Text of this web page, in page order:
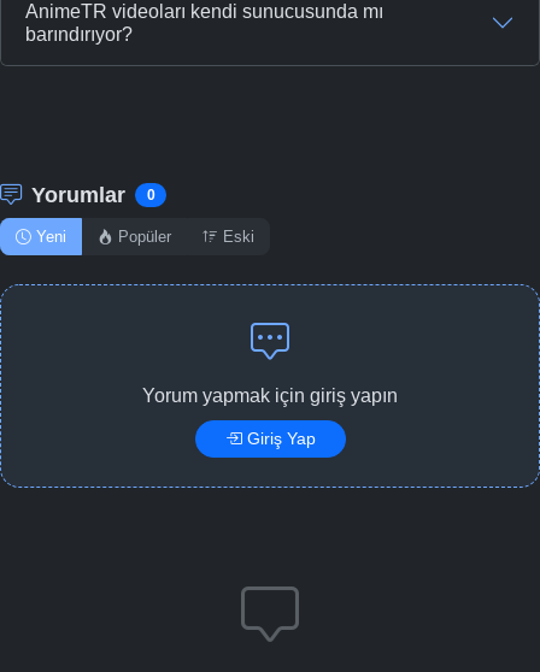
AnimeTR videoları kendi sunucusunda mı
barındırıyor?
Yorumlar 0
Yeni Popüler Eski
Yorum yapmak için giriş yapın
Giriş Yap